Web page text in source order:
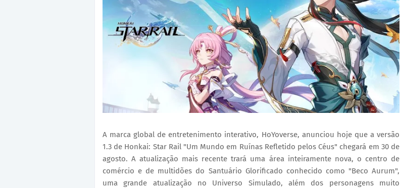
A marca global de entretenimento interativo, HoYoverse, anunciou hoje que a versão
1.3 de Honkai: Star Rail "Um Mundo em Ruínas Refletido pelos Céus" chegará em 30 de
agosto. A atualização mais recente trará uma área inteiramente nova, o centro de
comércio e de multidões do Santuário Glorificado conhecido como "Beco Aurum",
uma grande atualização no Universo Simulado, além dos personagens muito